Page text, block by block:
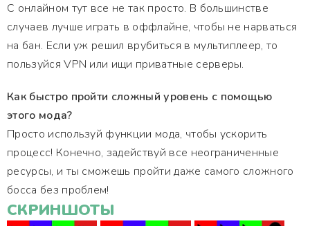
С онлайном тут все не так просто. В большинстве
случаев лучше играть в оффлайне, чтобы не нарваться
на бан. Если уж решил врубиться в мультиплеер, то
пользуйся VPN или ищи приватные серверы.
Как быстро пройти сложный уровень с помощью
этого мода?
Просто используй функции мода, чтобы ускорить
процесс! Конечно, задействуй все неограниченные
ресурсы, и ты сможешь пройти даже самого сложного
босса без проблем!
СКРИНШОТЫ